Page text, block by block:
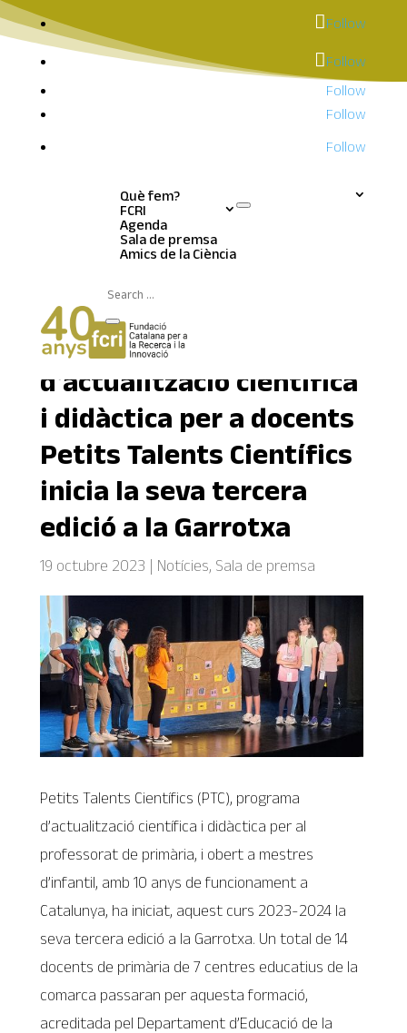
Follow
Follow
Follow
Follow
Follow
Què fem?
FCRI
Agenda
Sala de premsa
Amics de la Ciència
Notícies | Sala de
premsa
El programa
d’actualització científica
i didàctica per a docents
Petits Talents Científics
inicia la seva tercera
edició a la Garrotxa
19 octubre 2023 Notícies, Sala de premsa
Petits Talents Científics (PTC), programa
d’actualització científica i didàctica per al
professorat de primària, i obert a mestres
d’infantil, amb 10 anys de funcionament a
Catalunya, ha iniciat, aquest curs 2023-2024 la
seva tercera edició a la Garrotxa. Un total de 14
docents de primària de 7 centres educatius de la
comarca passaran per aquesta formació,
acreditada pel Departament d’Educació de la